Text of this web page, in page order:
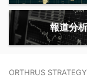
報道分析
ORTHRUS STRATEGY